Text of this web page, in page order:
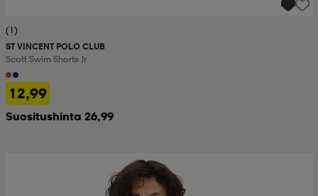
(1)
ST VINCENT POLO CLUB
Scott Swim Shorts Jr
12,99
Suositushinta 26,99